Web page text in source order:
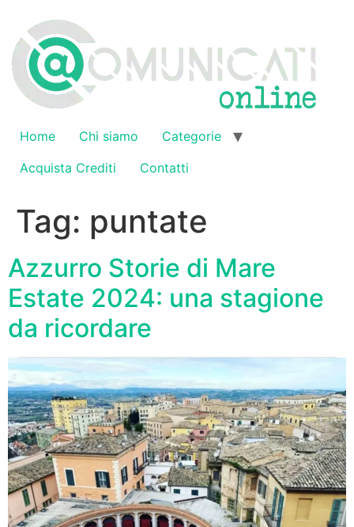
contenuto
Home Chi siamo
Categorie
Acquista Crediti
Contatti
Tag: puntate
Azzurro Storie di Mare
Estate 2024: una stagione
da ricordare